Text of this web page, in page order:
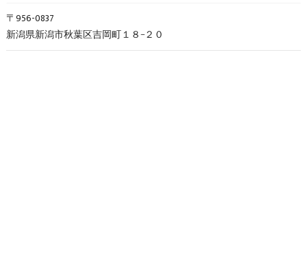
〒956-0837
新潟県新潟市秋葉区吉岡町１８−２０